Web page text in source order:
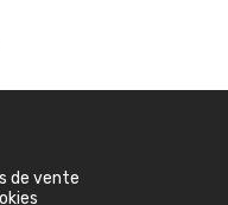
de vente